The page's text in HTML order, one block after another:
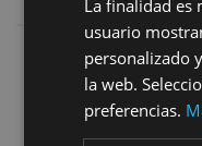
La finalidad es
usuario
personalizado
la web.
preferencias.